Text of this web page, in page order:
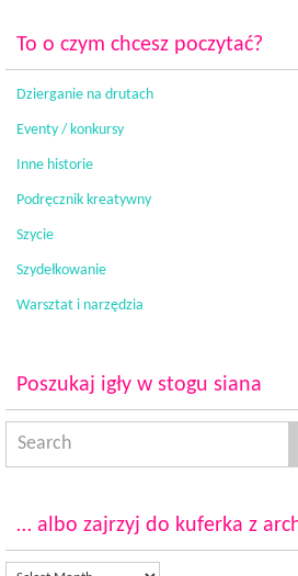
To o czym chcesz poczytać?
Dzierganie na drutach
Eventy / konkursy
Inne historie
Podręcznik kreatywny
Szycie
Szydełkowanie
Warsztat i narzędzia
Poszukaj igły w stogu siana
… albo zajrzyj do kuferka z